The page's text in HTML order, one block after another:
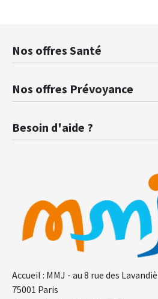
OUI, TOUT À
FAIT !
OUI, TOUT À
Accueil : MMJ - au 8 rue des
75001 Paris
Nos offres Santé
Mutuelle santé Retraités justice
Nos offres Prévoyance
Besoin d'aide ?